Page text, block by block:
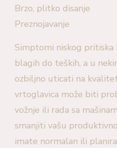
Brzo, plitko disanje
Preznojavanje
Simptomi niskog pritiska
blagih do teških, a u
ozbiljno uticati na
vrtoglavica može biti
vožnje ili rada sa
smanjiti vašu
imate normalan ili